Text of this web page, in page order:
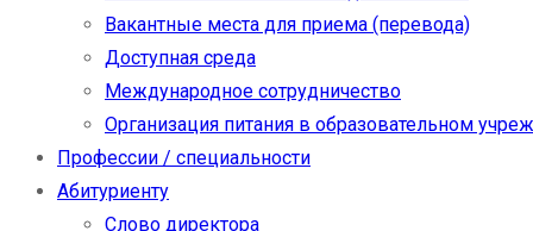
Вакантные места для приема (перевода)
Доступная среда
Международное сотрудничество
Организация питания в образовательном
Профессии / специальности
Абитуриенту
Слово директора